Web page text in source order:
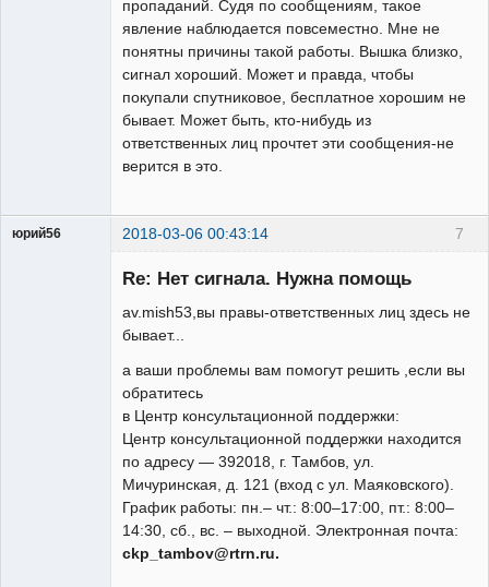
пропаданий. Судя по сообщениям, такое
явление наблюдается повсеместно. Мне не
понятны причины такой работы. Вышка близко,
сигнал хороший. Может и правда, чтобы
покупали спутниковое, бесплатное хорошим не
бывает. Может быть, кто-нибудь из
ответственных лиц прочтет эти сообщения-не
верится в это.
7
юрий56 2018-03-06 00:43:14
Re: Нет сигнала. Нужна помощь
av.mish53,вы правы-ответственных лиц здесь не
бывает...
а ваши проблемы вам помогут решить ,если вы
обратитесь
в Центр консультационной поддержки:
Центр консультационной поддержки находится
по адресу — 392018, г. Тамбов, ул.
Мичуринская, д. 121 (вход с ул. Маяковского).
График работы: пн.– чт.: 8:00–17:00, пт.: 8:00–
14:30, сб., вс. – выходной. Электронная почта:
ckp_tambov@rtrn.ru.